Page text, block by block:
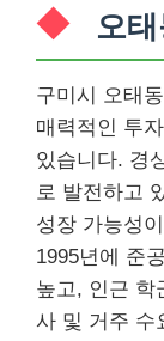
오
구미시 오태
매력적인 투
있습니다. 경
로 발전하고
성장 가능성
1995년에 준
높고, 인근 학
사 및 거주 수